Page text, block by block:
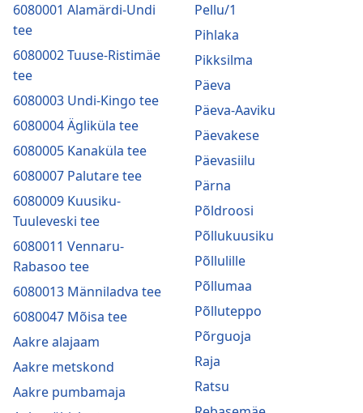
6080001 Alamärdi-Undi
tee
6080002 Tuuse-Ristimäe
tee
6080003 Undi-Kingo tee
6080004 Ägliküla tee
6080005 Kanaküla tee
6080007 Palutare tee
6080009 Kuusiku-
Tuuleveski tee
6080011 Vennaru-
Rabasoo tee
6080013 Männiladva tee
6080047 Mõisa tee
Aakre alajaam
Aakre metskond
Aakre pumbamaja
Pellu/1
Pihlaka
Pikksilma
Päeva
Päeva-Aaviku
Päevakese
Päevasiilu
Pärna
Põldroosi
Põllukuusiku
Põllulille
Põllumaa
Põlluteppo
Põrguoja
Raja
Ratsu